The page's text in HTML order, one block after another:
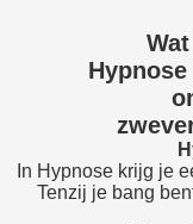
In Hypnose krijg je
Tenzij je bang